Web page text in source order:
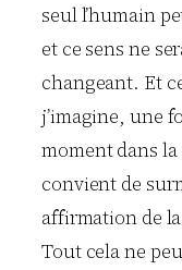
seul l’humain
et ce sens ne
changeant. Et
j’imagine, une
moment dans
convient de
affirmation de
Tout cela ne